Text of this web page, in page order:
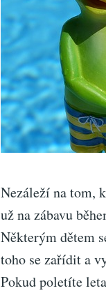
Nezáleží na tom,
už na zábavu
Některým dětem
toho se zařídit a
Pokud poletíte